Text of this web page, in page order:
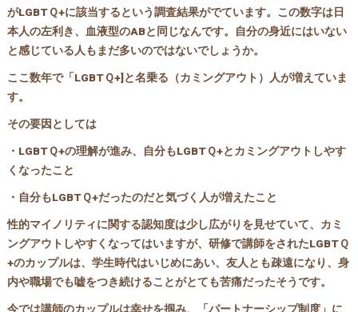
がLGBTＱ+に該当するという調査結果がでています。この数字は日
本人の左利き、血液型のABと同じなんです。自分の身近にはいない
と感じている人もまだ多いのではないでしょうか。
ここ数年で「LGBTＱ+]と名乗る（カミングアウト）人が増えていま
す。
その要因としては
・LGBTＱ+の理解が進み、自分もLGBTＱ+とカミングアウトしやす
くなったこと
・自分もLGBTＱ+だったのだと気づく人が増えたこと
性的マイノリティに関する認知度は少し広がりを見せていて、カミ
ングアウトしやすくなってはいますが、研修で講師をされたLGBTＱ
+のカップルは、学生時代はいじめにあい、友人とも疎遠になり、身
内や職場でも嘘をつき続けることがとても苦痛だったそうです。
今では講師のカップルは幸せを掴み、「パートナーシップ制度」に